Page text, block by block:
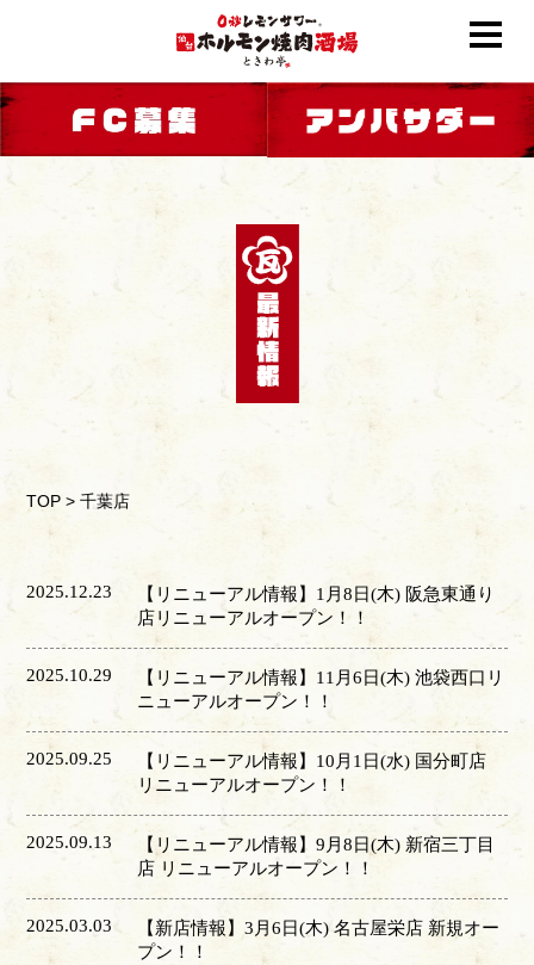
TOP >千葉店
2025.12.23
【リニューアル情報】1月8日(木) 阪急東通り
店リニューアルオープン！！
2025.10.29
【リニューアル情報】11月6日(木) 池袋西口リ
ニューアルオープン！！
2025.09.25
【リニューアル情報】10月1日(水) 国分町店
リニューアルオープン！！
2025.09.13
【リニューアル情報】9月8日(木) 新宿三丁目
店 リニューアルオープン！！
2025.03.03
【新店情報】3月6日(木) 名古屋栄店 新規オー
プン！！